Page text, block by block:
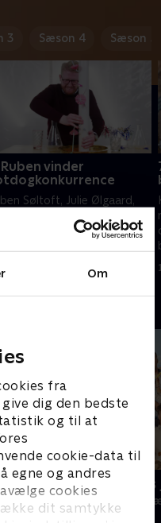
Om
fra
dig den bedste
og til at
cookie-data til
egne og andres
cookies
dit samtykke
3 Sæson 4 Sæson 5
vinder
Søltoft, Julie Ølgaard,
og Lina Rafn skal
august 2018 • 60 min
24
TV-Shows • 1